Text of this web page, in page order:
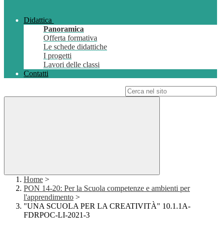
Didattica
Panoramica
Offerta formativa
Le schede didattiche
I progetti
Lavori delle classi
Contatti
Home >
PON 14-20: Per la Scuola competenze e ambienti per
l'apprendimento >
"UNA SCUOLA PER LA CREATIVITÀ" 10.1.1A-
FDRPOC-LI-2021-3